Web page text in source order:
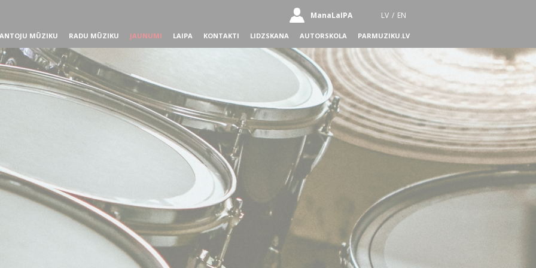
ManaLaIPA LV / EN
MŪZIKU RADU MŪZIKU JAUNUMI LAIPA KONTAKTI LIDZSKANA AUTORSKOLA PARMUZIKU.LV